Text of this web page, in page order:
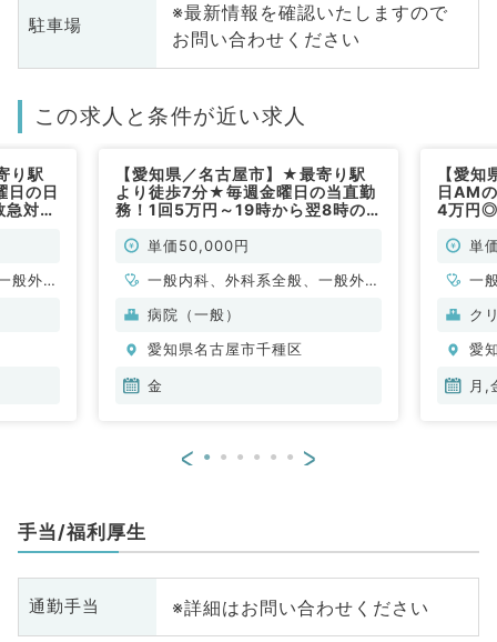
駐車場
※最新情報を確認いたしますので
お問い合わせください
この求人と条件が近い求人
り駅
の日
急対
般外
【愛知県／名古屋市】★最寄り駅
より徒歩7分★毎週金曜日の当直勤
務！1回5万円～19時から翌8時の
単価50,000円
一般内科、外科系全般、一般外
科、救急科・ＩＣＵ
病院（一般）
愛知県名古屋市千種区
金
【愛
日AM
4万円◎
単
一
ク
愛
月,
< >
手当/福利厚生
通勤手当 ※詳細はお問い合わせください